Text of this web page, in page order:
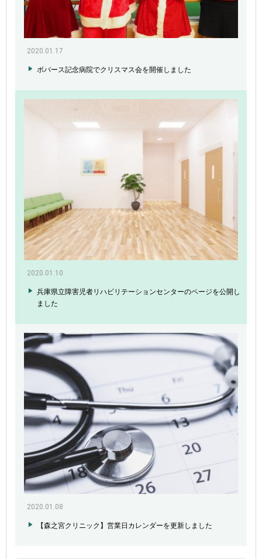
2020.01.17
ボバース記念病院でクリスマス会を開催しました
2020.01.10
兵庫県立障害児者リハビリテーションセンターのページを公開し
ました
2020.01.08
【森之宮クリニック】営業日カレンダーを更新しました